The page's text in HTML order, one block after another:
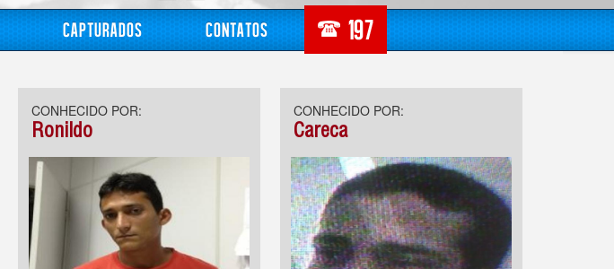
Capturados Contatos
CONHECIDO POR:
Ronildo
CONHECIDO POR:
Careca